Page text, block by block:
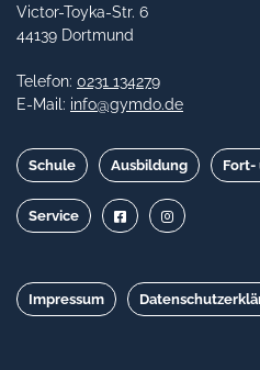
Victor-Toyka-Str. 6
44139 Dortmund
Telefon: 0231 134279
E-Mail: info@gymdo.de
Schule Ausbildung Fort-
Service
Impressum